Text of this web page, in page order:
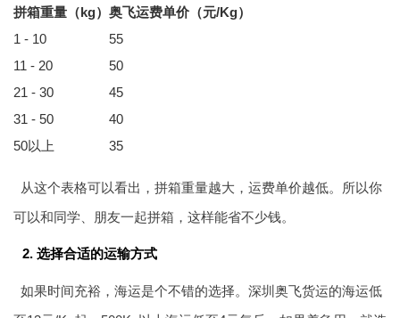
拼箱重量（kg） 奥飞运费单价（元/Kg）
1 - 10
55
11 - 20
50
21 - 30
45
31 - 50
40
50以上
35
从这个表格可以看出，拼箱重量越大，运费单价越低。所以你
可以和同学、朋友一起拼箱，这样能省不少钱。
2. 选择合适的运输方式
如果时间充裕，海运是个不错的选择。深圳奥飞货运的海运低